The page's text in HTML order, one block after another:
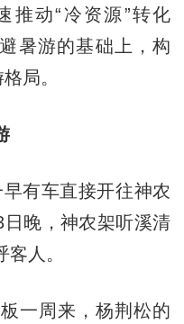
推动“冷资源”转化
暑游的基础上，构
局。
有车直接开往神农
晚，神农架听溪清
人。
周来，杨荆松的